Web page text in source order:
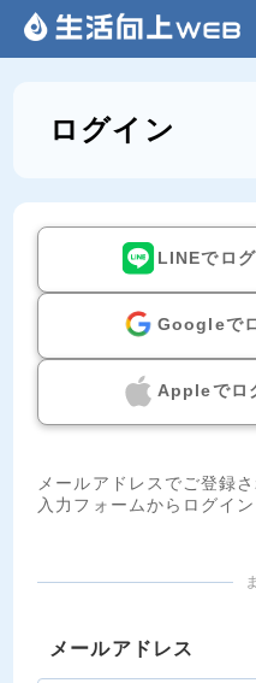
ログイン
LINEでロ
Googleで
Appleでロ
メールアドレスでご登録
入力フォームからログイ
メールアドレス